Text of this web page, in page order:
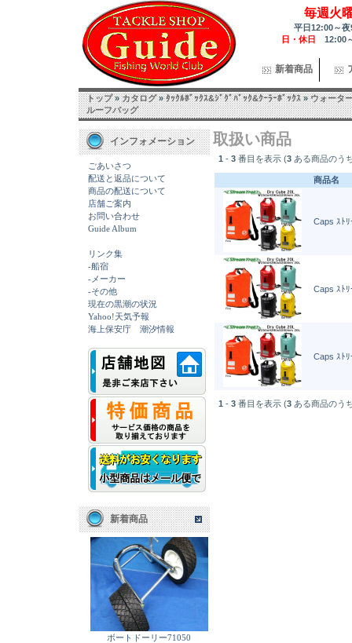
毎週火
平日12:00～
日・休日 12:00
新着商品
トップ»カタログ»ﾀｯｸﾙﾎﾞｯｸｽ&ｼﾞｸﾞﾊﾞｯｸ&ｸｰﾗｰﾎﾞｯｸｽ»ウォータ
ルーフバッグ
インフォメーション
ごあいさつ
配送と返品について
商品の配送について
店舗ご案内
お問い合わせ
Guide Album
リンク集
-船宿
-メーカー
-その他
現在の黒潮の状況
Yahoo!天気予報
海上保安庁 潮汐情報
新着商品
ボートドーリー71050
取扱い商品
1 - 3 番目を表示 (3 ある商品のう
商品名
Caps ｽﾄ
Caps ｽﾄ
Caps ｽﾄ
1 - 3 番目を表示 (3 ある商品のう